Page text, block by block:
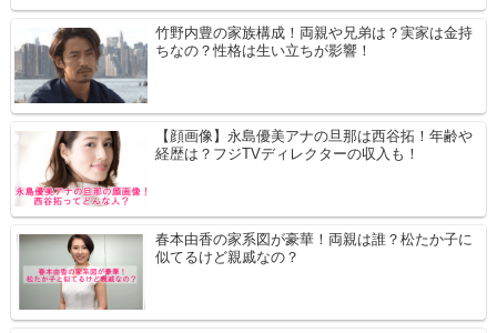
竹野内豊の家族構成！両親や兄弟は？実家は金持
ちなの？性格は生い立ちが影響！
【顔画像】永島優美アナの旦那は西谷拓！年齢や
経歴は？フジTVディレクターの収入も！
春本由香の家系図が豪華！両親は誰？松たか子に
似てるけど親戚なの？